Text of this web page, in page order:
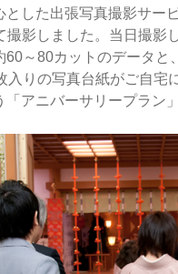
した出張写真撮影サー
撮影しました。当日撮影
60～80カットのデータと
入りの写真台紙がご自
アニバーサリープラン